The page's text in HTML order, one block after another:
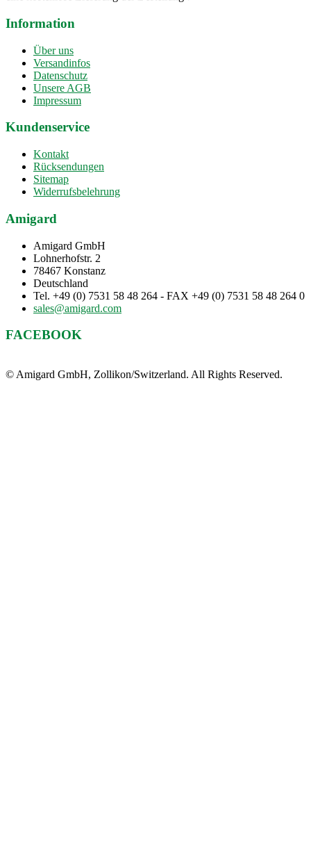
Information
Über uns
Versandinfos
Datenschutz
Unsere AGB
Impressum
Kundenservice
Kontakt
Rücksendungen
Sitemap
Widerrufsbelehrung
Amigard
Amigard GmbH
Lohnerhofstr. 2
78467 Konstanz
Deutschland
Tel. +49 (0) 7531 58 48 264 - FAX +49 (0) 7531 58 48 264 0
sales@amigard.com
FACEBOOK
© Amigard GmbH, Zollikon/Switzerland. All Rights Reserved.